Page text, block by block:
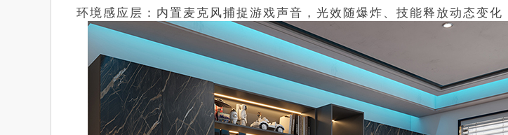
环境感应层：内置麦克风捕捉游戏声音，光效随爆炸、技能释放动态变化